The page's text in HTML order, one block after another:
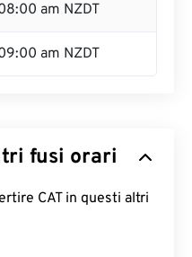
am NZDT
am NZDT
fusi orari
CAT in questi altri